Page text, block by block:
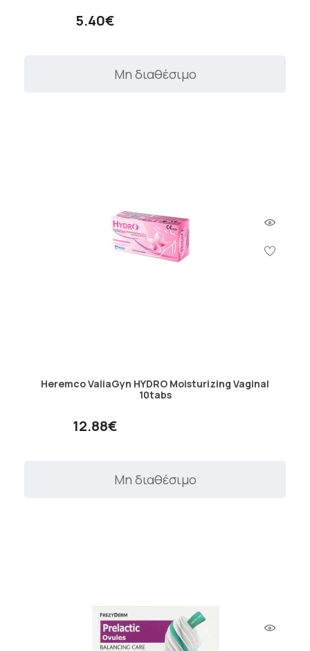
5.40€
Μη διαθέσιμο
Heremco ValiaGyn HYDRO Moisturizing Vaginal
10tabs
12.88€
Μη διαθέσιμο